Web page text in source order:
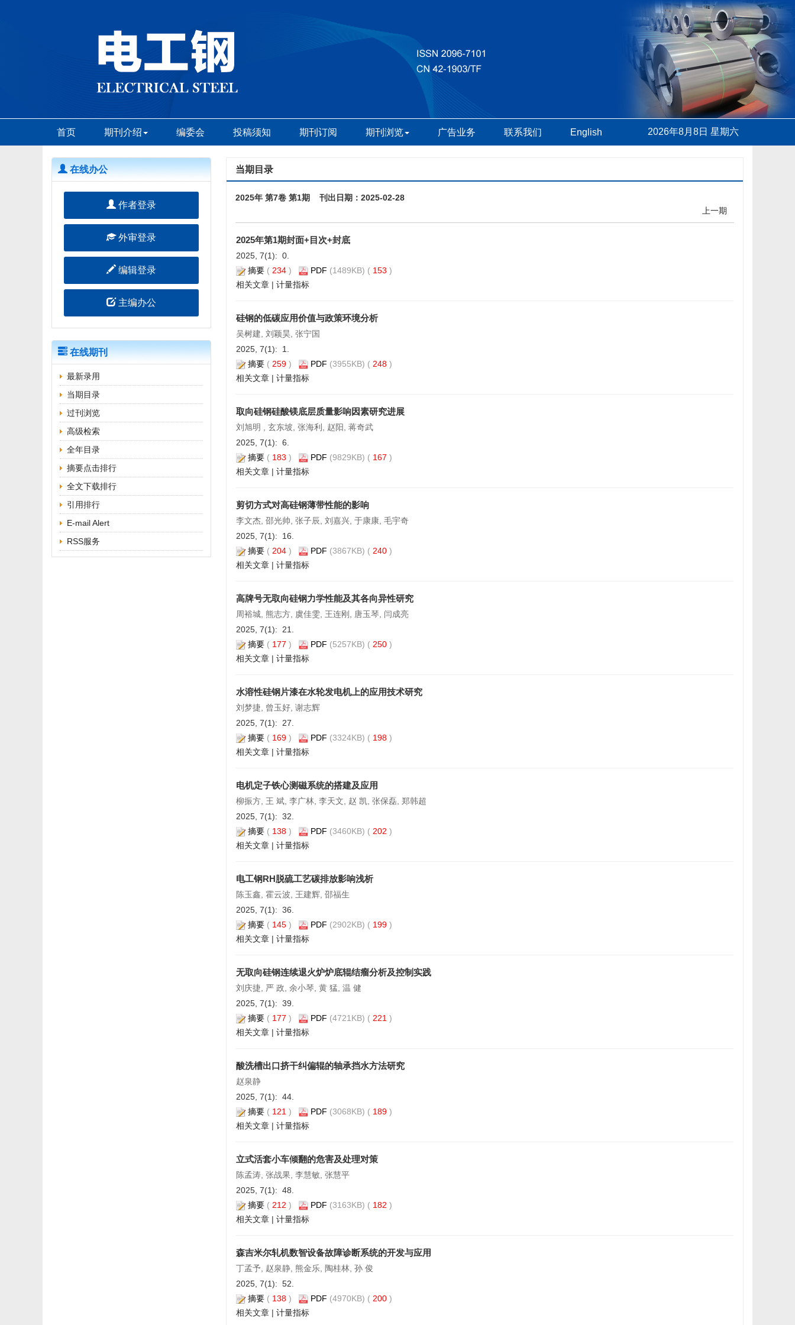
首页 期刊介绍 编委会 投稿须知 期刊订阅 期刊浏览 广告业务 联系我们 English 2026年8月8日 星期六
在线办公
作者登录
外审登录
编辑登录
主编办公
在线期刊
最新录用
当期目录
过刊浏览
高级检索
全年目录
摘要点击排行
全文下载排行
引用排行
E-mail Alert
RSS服务
当期目录
2025年 第7卷 第1期 刊出日期：2025-02-28
上一期
2025年第1期封面+目次+封底
2025, 7(1): 0.
摘要 ( 234 ) PDF (1489KB) ( 153 )
相关文章 | 计量指标
硅钢的低碳应用价值与政策环境分析
吴树建, 刘颖昊, 张宁国
2025, 7(1): 1.
摘要 ( 259 ) PDF (3955KB) ( 248 )
相关文章 | 计量指标
取向硅钢硅酸镁底层质量影响因素研究进展
刘旭明 , 玄东坡, 张海利, 赵阳, 蒋奇武
2025, 7(1): 6.
摘要 ( 183 ) PDF (9829KB) ( 167 )
相关文章 | 计量指标
剪切方式对高硅钢薄带性能的影响
李文杰, 邵光帅, 张子辰, 刘嘉兴, 于康康, 毛宇奇
2025, 7(1): 16.
摘要 ( 204 ) PDF (3867KB) ( 240 )
相关文章 | 计量指标
高牌号无取向硅钢力学性能及其各向异性研究
周裕城, 熊志方, 虞佳雯, 王连刚, 唐玉琴, 闫成亮
2025, 7(1): 21.
摘要 ( 177 ) PDF (5257KB) ( 250 )
相关文章 | 计量指标
水溶性硅钢片漆在水轮发电机上的应用技术研究
刘梦捷, 曾玉好, 谢志辉
2025, 7(1): 27.
摘要 ( 169 ) PDF (3324KB) ( 198 )
相关文章 | 计量指标
电机定子铁心测磁系统的搭建及应用
柳振方, 王 斌, 李广林, 李天文, 赵 凯, 张保磊, 郑韩超
2025, 7(1): 32.
摘要 ( 138 ) PDF (3460KB) ( 202 )
相关文章 | 计量指标
电工钢RH脱硫工艺碳排放影响浅析
陈玉鑫, 霍云波, 王建辉, 邵福生
2025, 7(1): 36.
摘要 ( 145 ) PDF (2902KB) ( 199 )
相关文章 | 计量指标
无取向硅钢连续退火炉炉底辊结瘤分析及控制实践
刘庆捷, 严 政, 余小琴, 黄 猛, 温 健
2025, 7(1): 39.
摘要 ( 177 ) PDF (4721KB) ( 221 )
相关文章 | 计量指标
酸洗槽出口挤干纠偏辊的轴承挡水方法研究
赵泉静
2025, 7(1): 44.
摘要 ( 121 ) PDF (3068KB) ( 189 )
相关文章 | 计量指标
立式活套小车倾翻的危害及处理对策
陈孟涛, 张战果, 李慧敏, 张慧平
2025, 7(1): 48.
摘要 ( 212 ) PDF (3163KB) ( 182 )
相关文章 | 计量指标
森吉米尔轧机数智设备故障诊断系统的开发与应用
丁孟予, 赵泉静, 熊金乐, 陶桂林, 孙 俊
2025, 7(1): 52.
摘要 ( 138 ) PDF (4970KB) ( 200 )
相关文章 | 计量指标